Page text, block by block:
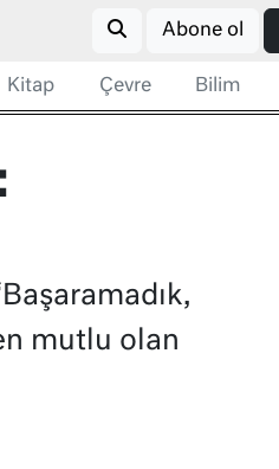
Abone ol
Kitap Çevre Bilim
mutlu olan